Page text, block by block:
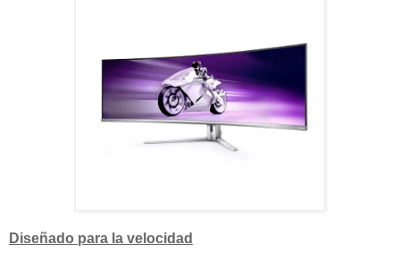
Diseñado para la velocidad